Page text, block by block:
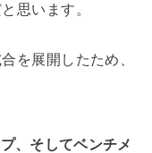
思います。
を展開したため、
、そしてベンチメ